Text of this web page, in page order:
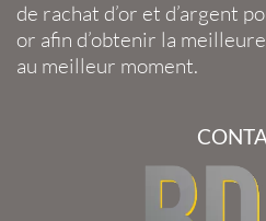
de rachat d’or et d’argent
or afin d’obtenir la
au meilleur moment.